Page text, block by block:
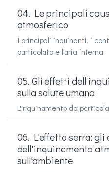
04. Le principali
atmosferico
I principali inquinanti, i
particolato e l'aria interna
05. Gli effetti
sulla salute umana
L'inquinamento da
06. L'effetto serra: gli
dell'inquinamento
sull'ambiente